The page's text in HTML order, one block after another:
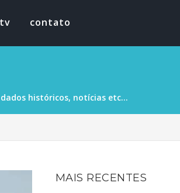
contato
históricos, notícias etc...
MAIS RECENTES